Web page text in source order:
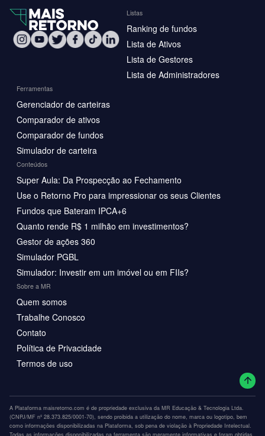
Listas
Ranking de fundos
Lista de Ativos
Lista de Gestores
Lista de Administradores
Ferramentas
Gerenciador de carteiras
Comparador de ativos
Comparador de fundos
Simulador de carteira
Conteúdos
Super Aula: Da Prospecção ao Fechamento
Use o Retorno Pro para impressionar os seus Clientes
Fundos que Bateram IPCA+6
Quanto rende R$ 1 milhão em investimentos?
Gestor de ações 360
Simulador PGBL
Simulador: Investir em um imóvel ou em FIIs?
Sobre a MR
Quem somos
Trabalhe Conosco
Contato
Política de Privacidade
Termos de uso
A Plataforma maisretorno.com é de propriedade exclusiva da MR Educação & Tecnologia Ltda.
(CNPJ/MF nº 28.373.825/0001-70), sendo proibida a utilização do nome, marca ou logotipo, bem
como informações disponibilizadas na Plataforma, sob pena de violação à Propriedade Intelectual.